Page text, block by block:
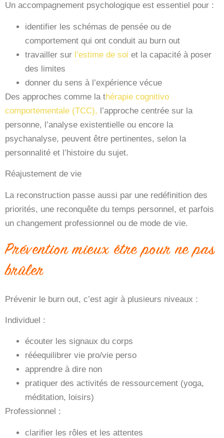
Un accompagnement psychologique est essentiel pour :
identifier les schémas de pensée ou de
comportement qui ont conduit au burn out
travailler sur l’estime de soi et la capacité à poser
des limites
donner du sens à l’expérience vécue
Des approches comme la thérapie cognitivo
comportementale (TCC), l’approche centrée sur la
personne, l’analyse existentielle ou encore la
psychanalyse, peuvent être pertinentes, selon la
personnalité et l’histoire du sujet.
Réajustement de vie
La reconstruction passe aussi par une redéfinition des
priorités, une reconquête du temps personnel, et parfois
un changement professionnel ou de mode de vie.
Prévention mieux être pour ne pas
brûler
Prévenir le burn out, c’est agir à plusieurs niveaux :
Individuel :
écouter les signaux du corps
rééequilibrer vie pro/vie perso
apprendre à dire non
pratiquer des activités de ressourcement (yoga,
méditation, loisirs)
Professionnel :
clarifier les rôles et les attentes